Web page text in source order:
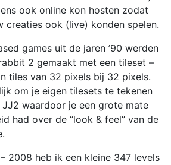
ook online kon hosten zodat
creaties ook (live) konden spelen.
games uit de jaren ’90 werden
2 gemaakt met een tileset –
tiles van 32 pixels bij 32 pixels.
om je eigen tilesets te tekenen
waardoor je een grote mate
had over de “look & feel” van de
2008 heb ik een kleine 347 levels